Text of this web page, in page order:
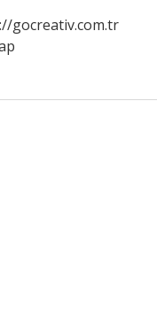
gocreativ.com.tr